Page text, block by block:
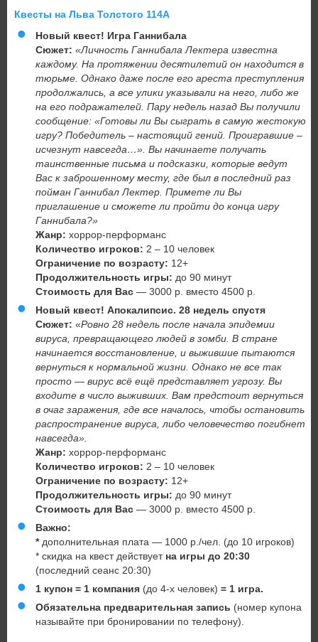
Квесты на Льва Толстого 114А
Новый квест! Игра Ганнибала
Сюжет: «Личность Ганнибала Лектера известна
каждому. На протяжении десятилетий он находится в
тюрьме. Однако даже после его ареста преступления
продолжались, а все улики указывали на него, либо же
на его подражателей. Пару недель назад Вы получили
сообщение: «Готовы ли Вы сыграть в самую жестокую
игру? Победитель – настоящий гений. Проигравшие –
исчезнут навсегда…». Вы начинаете получать
таинственные письма и подсказки, которые ведут
Вас к заброшенному месту, где был в последний раз
пойман Ганнибал Лектер. Примете ли Вы
приглашение и сможете ли пройти до конца игру
Ганнибала?»
Жанр: хоррор-перформанс
Количество игроков: 2 – 10 человек
Ограничение по возрасту: 12+
Продолжительность игры: до 90 минут
Стоимость для Вас — 3000 р. вместо 4500 р.
Новый квест! Апокалипсис. 28 недель спустя
Сюжет: «Ровно 28 недель после начала эпидемии
вируса, превращающего людей в зомби. В стране
начинается восстановление, и выжившие пытаются
вернуться к нормальной жизни. Однако не все так
просто — вирус всё ещё представляет угрозу. Вы
входите в число выживших. Вам предстоит вернуться
в очаг заражения, где все началось, чтобы остановить
распространение вируса, либо человечество погибнет
навсегда».
Жанр: хоррор-перформанс
Количество игроков: 2 – 10 человек
Ограничение по возрасту: 12+
Продолжительность игры: до 90 минут
Стоимость для Вас — 3000 р. вместо 4500 р.
Важно:
*дополнительная плата — 1000 р./чел. (до 10 игроков)
* скидка на квест действует на игры до 20:30
(последний сеанс 20:30)
1 купон = 1 компания (до 4-х человек) = 1 игра.
Обязательна предварительная запись (номер купона
называйте при бронировании по телефону).